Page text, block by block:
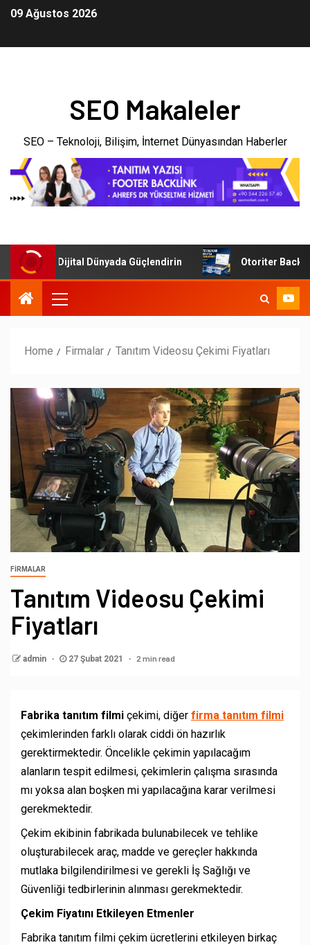
09 Ağustos 2026
SEO Makaleler
SEO – Teknoloji, Bilişim, İnternet Dünyasından Haberler
Dijital Dünyada Güçlendirin Otoriter Backlink ile
Home Firmalar Tanıtım Videosu Çekimi Fiyatları
FIRMALAR
Tanıtım Videosu Çekimi
Fiyatları
admin 27 Şubat 2021 2 min read
Fabrika tanıtım filmi çekimi, diğer firma tanıtım filmi
çekimlerinden farklı olarak ciddi ön hazırlık
gerektirmektedir. Öncelikle çekimin yapılacağım
alanların tespit edilmesi, çekimlerin çalışma sırasında
mı yoksa alan boşken mi yapılacağına karar verilmesi
gerekmektedir.
Çekim ekibinin fabrikada bulunabilecek ve tehlike
oluşturabilecek araç, madde ve gereçler hakkında
mutlaka bilgilendirilmesi ve gerekli İş Sağlığı ve
Güvenliği tedbirlerinin alınması gerekmektedir.
Çekim Fiyatını Etkileyen Etmenler
Fabrika tanıtım filmi çekim ücretlerini etkileyen birkaç